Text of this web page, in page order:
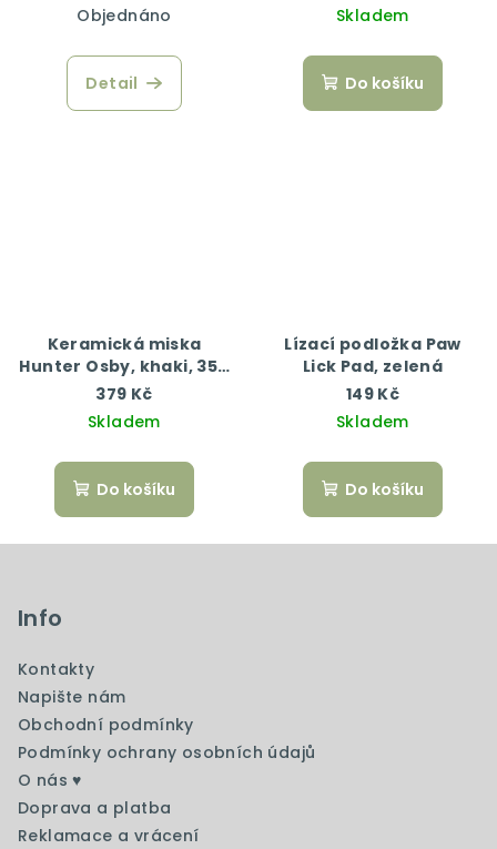
Objednáno
Detail
Skladem
Do košíku
Keramická miska
Hunter Osby, khaki, 350
ml
379 Kč
Skladem
Do košíku
Lízací podložka Paw
Lick Pad, zelená
149 Kč
Skladem
Do košíku
Info
Kontakty
Napište nám
Obchodní podmínky
Podmínky ochrany osobních údajů
O nás ♥️
Doprava a platba
Reklamace a vrácení